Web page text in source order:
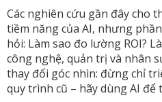
Các nghiên cứu gần đây cho
tiềm năng của AI, nhưng
hỏi: Làm sao đo lường ROI?
công nghệ, quản trị và nhân
thay đổi góc nhìn: đừng chỉ
quy trình cũ – hãy dùng AI